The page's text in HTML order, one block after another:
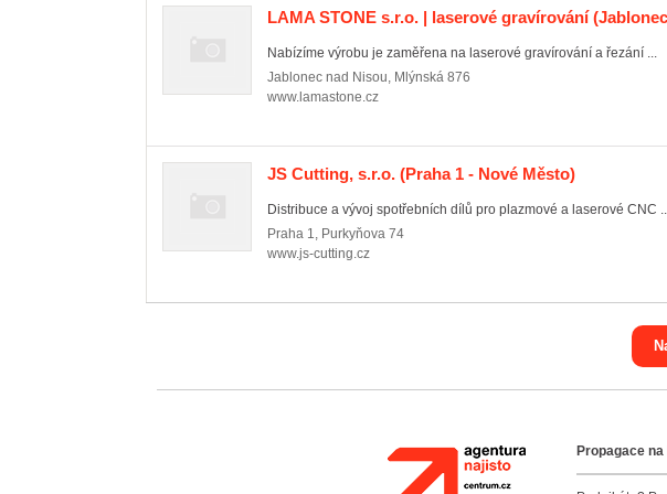
LAMA STONE s.r.o. | laserové gravírování
Nabízíme výrobu je zaměřena na laserové gravírování a řezání ...
Jablonec nad Nisou, Mlýnská 876
www.lamastone.cz
JS Cutting, s.r.o. (Praha 1 - Nové Město)
Distribuce a vývoj spotřebních dílů pro plazmové a laserové CNC
Praha 1, Purkyňova 74
www.js-cutting.cz
Agentura Najisto
Propagace